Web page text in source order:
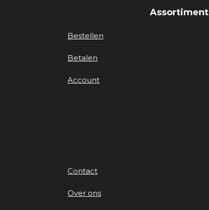
Assortiment
Bestellen
Betalen
Account
Contact
Over ons